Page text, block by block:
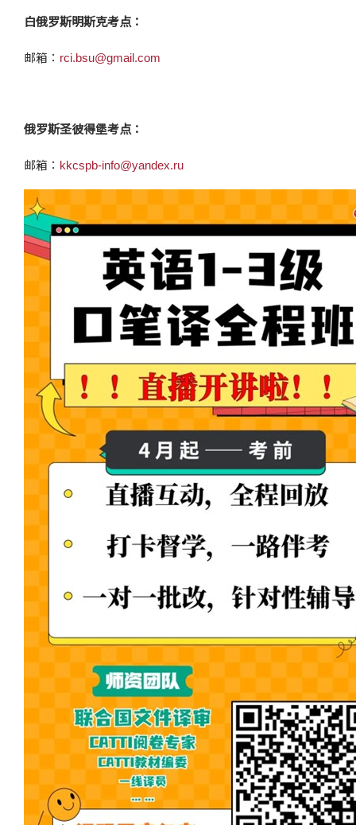
白俄罗斯明斯克考点：
邮箱： rci.bsu@gmail.com
俄罗斯圣彼得堡考点：
邮箱： kkcspb-info@yandex.ru